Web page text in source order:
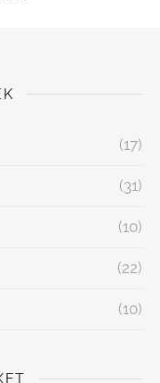
(17)
(31)
(10)
(22)
(10)